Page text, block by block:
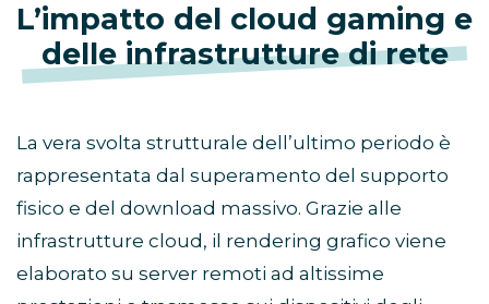
L’impatto del cloud gaming e
delle infrastrutture di rete
La vera svolta strutturale dell’ultimo periodo è
rappresentata dal superamento del supporto
fisico e del download massivo. Grazie alle
infrastrutture cloud, il rendering grafico viene
elaborato su server remoti ad altissime